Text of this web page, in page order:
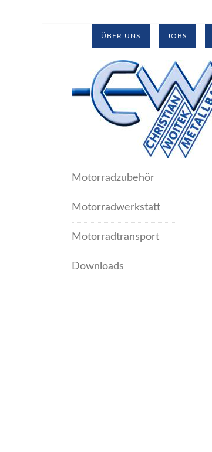
ÜBER UNS JOBS
Motorradzubehör
Motorradwerkstatt
Motorradtransport
Downloads